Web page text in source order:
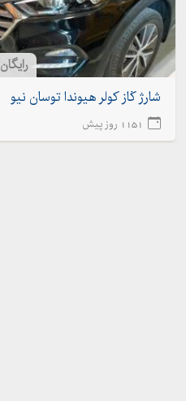
رایگان
شارژ گاز کولر هیوندا توسان نیو
1151 روز پیش